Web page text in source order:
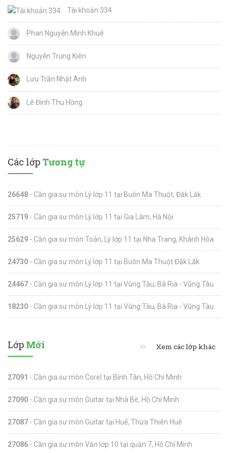
Tài khoản 334
Phan Nguyễn Minh Khuê
Nguyễn Trung Kiên
Lưu Trần Nhật Anh
Lê Đinh Thu Hồng
Các lớp Tương tự
26648 - Cần gia sư môn Lý lớp 11 tại Buôn Ma Thuột, Đăk Lăk
25719 - Cần gia sư môn Lý lớp 11 tại Gia Lâm, Hà Nội
25629 - Cần gia sư môn Toán, Lý lớp 11 tại Nha Trang, Khánh Hòa
24730 - Cần gia sư môn Lý lớp 11 tại Buôn Ma Thuột Đắk Lắk
24467 - Cần gia sư môn Lý lớp 11 tại Vũng Tàu, Bà Rịa - Vũng Tàu
18230 - Cần gia sư môn Lý lớp 11 tại Vũng Tàu, Bà Rịa - Vũng Tàu
Lớp Mới Xem các lớp khác
27091 - Cần gia sư môn Corel tại Bình Tân, Hồ Chí Minh
27090 - Cần gia sư môn Guitar tại Nhà Bè, Hồ Chí Minh
27087 - Cần gia sư môn Guitar tại Huế, Thừa Thiên Huế
27086 - Cần gia sư môn Văn lớp 10 tại quận 7, Hồ Chí Minh